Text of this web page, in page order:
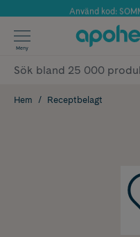
Årets Butik
Använd kod:
✓
Meny
Hem Receptbelagt